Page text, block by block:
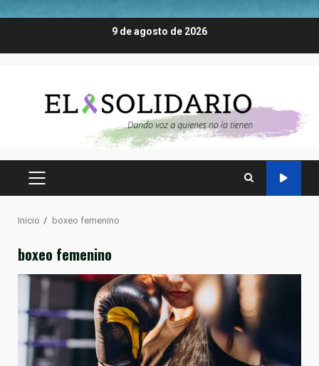
9 de agosto de 2026
MENÚ
Inicio boxeo femenino
boxeo femenino